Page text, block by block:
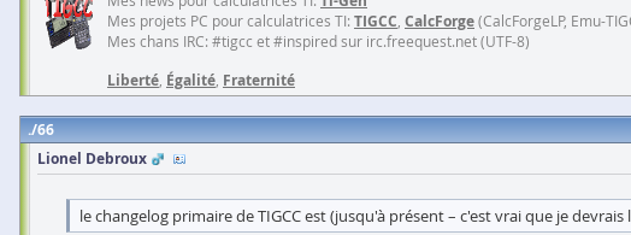
Mes projets PC pour calculatrices TI: TIGCC CalcForge(CalcForgeLP, Emu-
Mes chans IRC: #tigcc et #inspired sur irc.freequest.net (UTF-8)
Liberté Égalité Fraternité
66
Lionel Debroux
le changelog primaire de TIGCC est (jusqu'à présent – c'est vrai que je